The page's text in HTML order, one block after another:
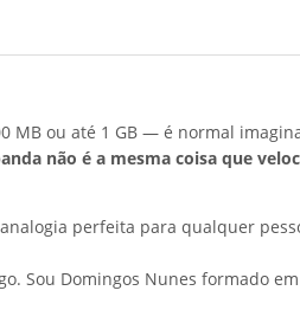
ou até 1 GB — é normal
não é a mesma coisa que
perfeita para qualquer
Sou Domingos Nunes formado